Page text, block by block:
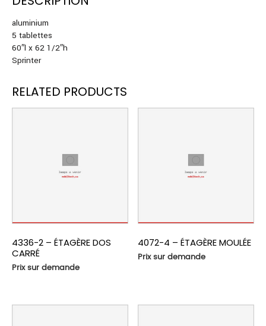
aluminium
5 tablettes
60″l x 62 1/2″h
Sprinter
RELATED PRODUCTS
4336-2 – ÉTAGÈRE DOS
CARRÉ
Prix sur demande
4072-4 – ÉTAGÈRE MOULÉE
Prix sur demande